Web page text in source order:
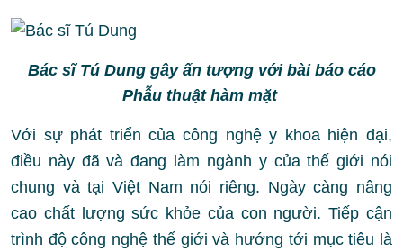
Bác sĩ Tú Dung gây ấn tượng với bài báo cáo
Phẫu thuật hàm mặt
Với sự phát triển của công nghệ y khoa hiện đại,
điều này đã và đang làm ngành y của thế giới nói
chung và tại Việt Nam nói riêng. Ngày càng nâng
cao chất lượng sức khỏe của con người. Tiếp cận
trình độ công nghệ thế giới và hướng tới mục tiêu là